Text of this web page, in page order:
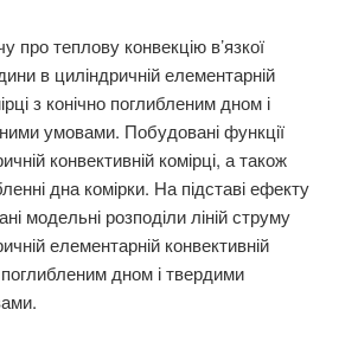
про теплову конвекцію в’язкої
в циліндричній елементарній
з конічно поглибленим дном і
умовами. Побудовані функції
конвективній комірці, а також
дна комірки. На підставі ефекту
модельні розподіли ліній струму
елементарній конвективній
поглибленим дном і твердими